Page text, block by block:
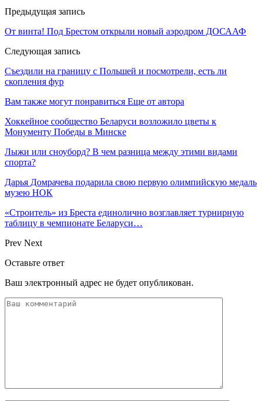
Предыдущая запись
От винта! Под Брестом открыли новый аэродром ДОСААФ
Следующая запись
Съездили на границу с Польшей и посмотрели, есть ли
скопления фур
Вам также могут понравиться Еще от автора
Хоккейное сообщество Беларуси возложило цветы к
Монументу Победы в Минске
Лыжи или сноуборд? В чем разница между этими видами
спорта?
Дарья Домрачева подарила свою первую олимпийскую медаль
музею НОК
«Строитель» из Бреста единолично возглавляет турнирную
таблицу в чемпионате Беларуси…
Prev Next
Оставьте ответ
Ваш электронный адрес не будет опубликован.